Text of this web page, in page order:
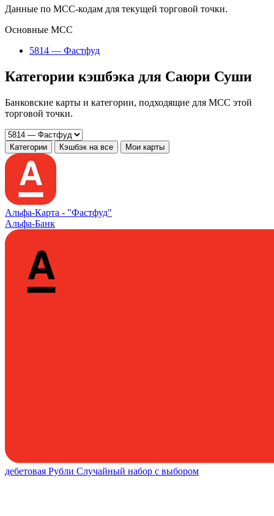
Данные по MCC-кодам для текущей торговой точки.
Основные MCC
5814 — Фастфуд
Категории кэшбэка для Саюри Суши
Банковские карты и категории, подходящие для MCC этой
торговой точки.
Категории Кэшбэк на все Мои карты
Альфа‑Карта - "Фастфуд"
Альфа-Банк
дебетовая Рубли Случайный набор с выбором